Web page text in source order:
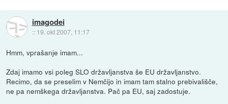
imagodei
:: 19. okt 2007, 11:17
Hmm, vprašanje imam...
Zdaj imamo vsi poleg SLO državljanstva še EU državljanstvo.
Recimo, da se preselim v Nemčijo in imam tam stalno prebivališče,
ne pa nemškega državljanstva. Pač pa EU, saj zadostuje.